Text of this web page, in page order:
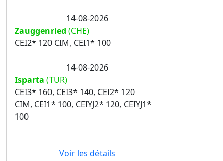
14-08-2026
Zauggenried (CHE)
CEI2* 120 CIM, CEI1* 100
14-08-2026
Isparta (TUR)
CEI3* 160, CEI3* 140, CEI2* 120
CIM, CEI1* 100, CEIYJ2* 120, CEIYJ1*
100
Voir les détails